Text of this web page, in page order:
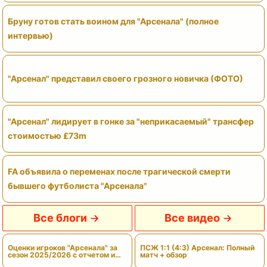
Бруну готов стать воином для "Арсенала" (полное
интервью)
"Арсенал" представил своего грозного новичка (ФОТО)
"Арсенал" лидирует в гонке за "неприкасаемый" трансфер
стоимостью £73m
FA объявила о переменах после трагической смерти
бывшего футболиста "Арсенала"
Все блоги
Оценки игроков "Арсенала" за
сезон 2025/2026 с отчетом и
вердиктами
Все видео
ПСЖ 1:1 (4:3) Арсенал: Полный
матч + обзор